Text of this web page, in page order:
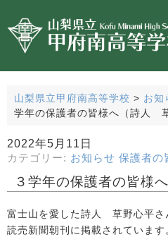
山梨県立甲府南高等学校 > お知
学年の保護者の皆様へ（詩人
2022年5月11日
カテゴリー: お知らせ 保護者の
３学年の保護者の皆様
富士山を愛した詩人 草野心平さ
読売新聞朝刊に掲載されていま